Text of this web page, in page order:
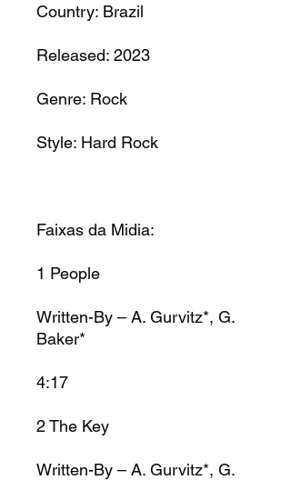
Country: Brazil
Released: 2023
Genre: Rock
Style: Hard Rock
Faixas da Midia:
1 People
Written-By – A. Gurvitz*, G.
Baker*
4:17
2 The Key
Written-By – A. Gurvitz*, G.